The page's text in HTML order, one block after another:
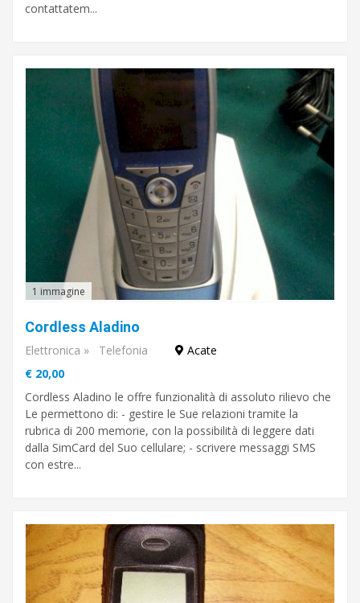
contattatem...
1 immagine
Cordless Aladino
Elettronica » Telefonia
Acate
€ 20,00
Cordless Aladino le offre funzionalità di assoluto rilievo che
Le permettono di: - gestire le Sue relazioni tramite la
rubrica di 200 memorie, con la possibilità di leggere dati
dalla SimCard del Suo cellulare; - scrivere messaggi SMS
con estre...